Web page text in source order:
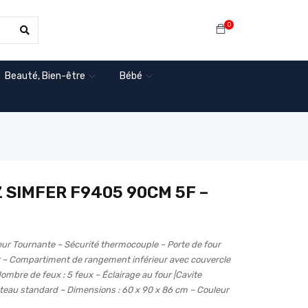
0
Beauté, Bien-être
Bébé
SIMFER F9405 90CM 5F –
Tournante – Sécurité thermocouple – Porte de four
Compartiment de rangement inférieur avec couvercle
de feux : 5 feux – Éclairage au four |Cavite
standard – Dimensions : 60 x 90 x 86 cm – Couleur